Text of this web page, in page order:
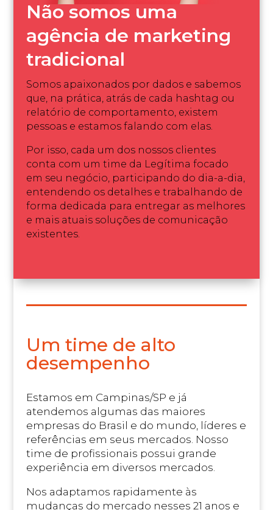
Não somos uma
agência de marketing
tradicional
Somos apaixonados por dados e sabemos
que, na prática, atrás de cada hashtag ou
relatório de comportamento, existem
pessoas e estamos falando com elas.
Por isso, cada um dos nossos clientes
conta com um time da Legítima focado
em seu negócio, participando do dia-a-dia,
entendendo os detalhes e trabalhando de
forma dedicada para entregar as melhores
e mais atuais soluções de comunicação
existentes.
Um time de alto
desempenho
Estamos em Campinas/SP e já
atendemos algumas das maiores
empresas do Brasil e do mundo, líderes e
referências em seus mercados. Nosso
time de profissionais possui grande
experiência em diversos mercados.
Nos adaptamos rapidamente às
mudanças do mercado nesses 21 anos e